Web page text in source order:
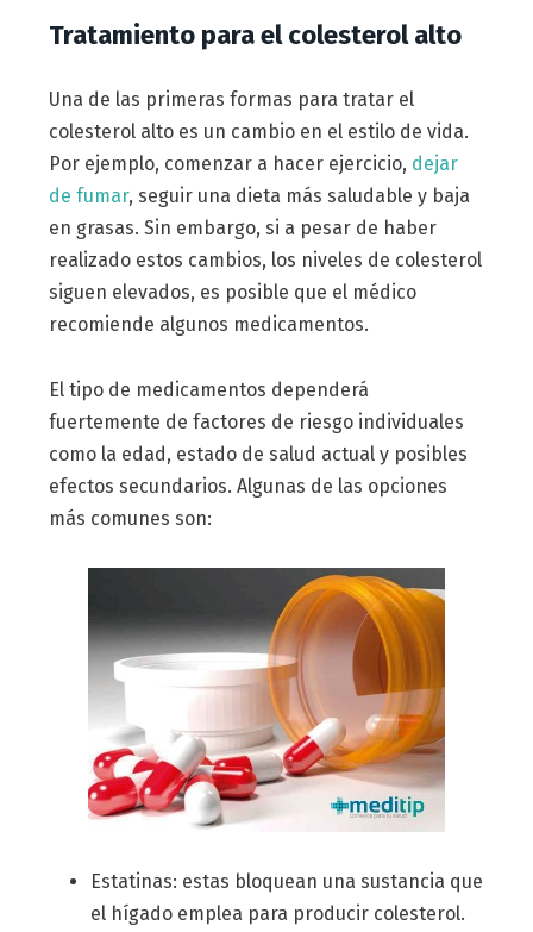
Tratamiento para el colesterol alto
Una de las primeras formas para tratar el
colesterol alto es un cambio en el estilo de vida.
Por ejemplo, comenzar a hacer ejercicio, dejar
de fumar, seguir una dieta más saludable y baja
en grasas. Sin embargo, si a pesar de haber
realizado estos cambios, los niveles de colesterol
siguen elevados, es posible que el médico
recomiende algunos medicamentos.
El tipo de medicamentos dependerá
fuertemente de factores de riesgo individuales
como la edad, estado de salud actual y posibles
efectos secundarios. Algunas de las opciones
más comunes son:
Estatinas: estas bloquean una sustancia que
el hígado emplea para producir colesterol.